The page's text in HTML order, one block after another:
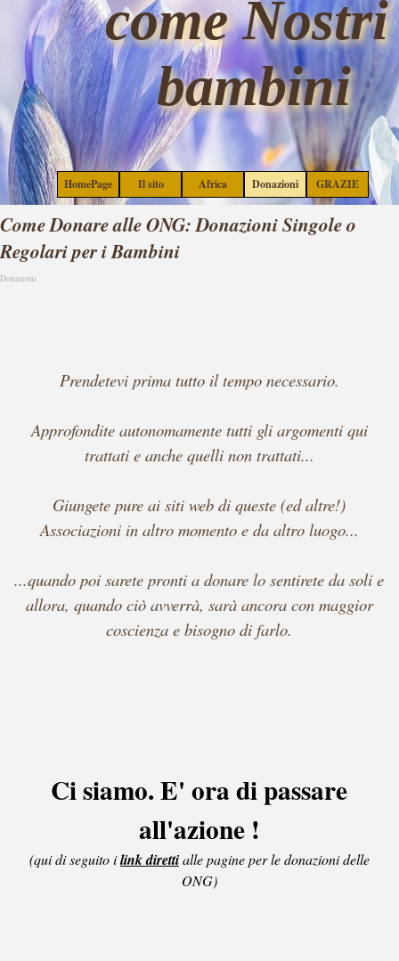
Vai ai contenuti
come Nostri
bambini
Salta menù
HomePage Il sito ▼
Africa ▼
Donazioni ▼
GRAZIE
Come Donare alle ONG: Donazioni Singole o
Regolari per i Bambini
Donazioni
Prendetevi prima tutto il tempo necessario.
Approfondite autonomamente tutti gli argomenti qui
trattati e anche quelli non trattati...
Giungete pure ai siti web di queste (ed altre!)
Associazioni in altro momento e da altro luogo...
...quando poi sarete pronti a donare lo sentirete da soli e
allora, quando ciò avverrà, sarà ancora con maggior
coscienza e bisogno di farlo.
Ci siamo. E' ora di passare
all'azione !
(qui di seguito ilink direttialle pagine per le donazioni delle
ONG)